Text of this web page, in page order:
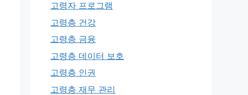
고령자 프로그램
고령층 건강
고령층 금융
고령층 데이터 보호
고령층 인권
고령층 재무 관리